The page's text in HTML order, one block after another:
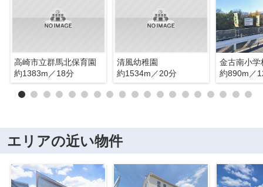
高崎市立群馬北保育園
約1383m／18分
清風幼稚園
約1534m／20分
金古南小学
約890m／
エリアの近い物件